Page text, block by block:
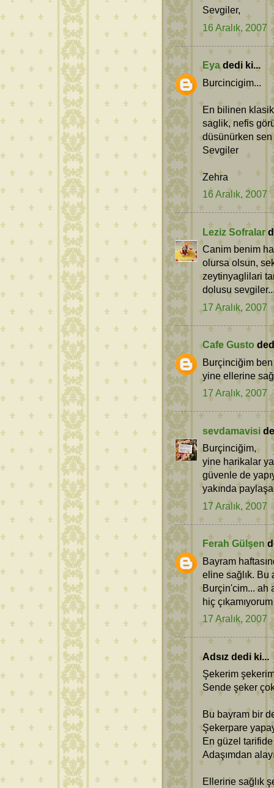
Sevgiler,
16 Aralık, 2007
Eyadedi ki...
Burcincigim...
En bilinen
saglik, nefis
düsünürken
Sevgiler
Zehra
16 Aralık, 2007
Leziz Sofralar
Canim benim
olursa olsun,
zeytinyaglilari
dolusu
17 Aralık, 2007
Cafe Gusto
Burçinciğim
yine ellerine
17 Aralık, 2007
sevdamavisi
Burçinciğim,
yine harikalar
güvenle de
yakında
17 Aralık, 2007
Ferah Gülşen
Bayram
eline sağlık. Bu
Burçin'cim... ah
hiç
17 Aralık, 2007
Adsız dedi ki...
Şekerim
Sende şeker
Bu bayram bir
Şekerpare
En güzel tarifide
Adaşımdan
Ellerine sağlık